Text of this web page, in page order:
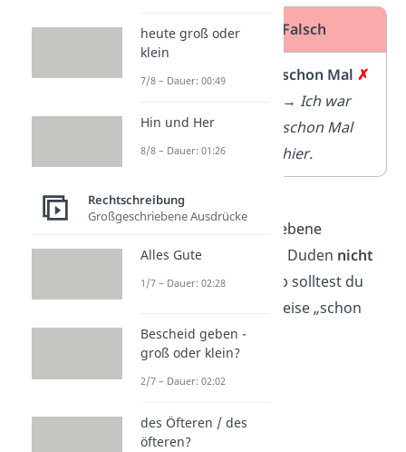
Richtig Falsch
schon mal
schon mal
hier.
schon Mal ✗
→Ich war
schon Mal
hier.
Wichtig:
zusammengeschriebene
„schonmal “ ist laut Duden nicht
anerkannt. Deshalb solltest du
lieber die Schreibweise „schon
mal“ wählen.
heute groß oder
klein
7/8 – Dauer: 00:49
Hin und Her
8/8 – Dauer: 01:26
Rechtschreibung
Großgeschriebene Ausdrücke
Alles Gute
1/7 – Dauer: 02:28
Bescheid geben -
groß oder klein?
2/7 – Dauer: 02:02
des Öfteren / des
öfteren?